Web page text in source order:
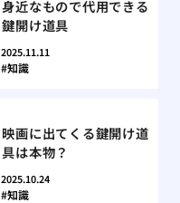
身近なもので代用できる
鍵開け道具
2025.11.11
知識
映画に出てくる鍵開け道
具は本物？
2025.10.24
知識